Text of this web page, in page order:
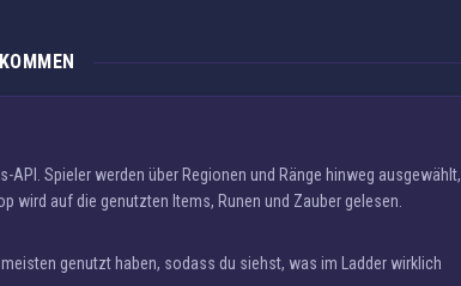
Spieler werden über Regionen und Ränge hinweg ausgewählt,
wird auf die genutzten Items, Runen und Zauber gelesen.
genutzt haben, sodass du siehst, was im Ladder wirklich